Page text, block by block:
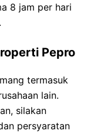
8 jam per hari
Pepro
termasuk
lain.
silakan
persyaratan